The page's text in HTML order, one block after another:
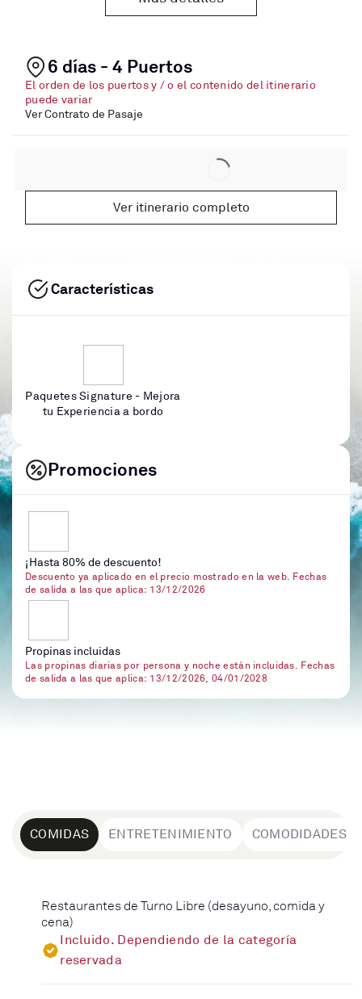
6 días - 4 Puertos
El orden de los puertos y / o el contenido del itinerario
puede variar
Ver Contrato de Pasaje
Ver itinerario completo
Características
Paquetes Signature - Mejora
tu Experiencia a bordo
Promociones
¡Hasta 80% de descuento!
Descuento ya aplicado en el precio mostrado en la web. Fechas
de salida a las que aplica: 13/12/2026
Propinas incluidas
Las propinas diarias por persona y noche están incluidas. Fechas
de salida a las que aplica: 13/12/2026, 04/01/2028
COMIDAS ENTRETENIMIENTO COMODIDADES
Restaurantes de Turno Libre (desayuno, comida y
cena)
Incluido. Dependiendo de la categoría
reservada